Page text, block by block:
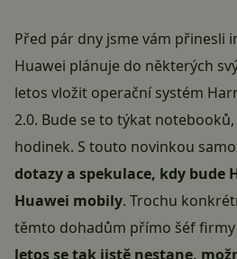
Před pár dny jsme vám přinesli
Huawei plánuje do některých
letos vložit operační systém
2.0. Bude se to týkat
hodinek. S touto novinkou
dotazy a spekulace, kdy bude
Huawei mobily. Trochu
těmto dohadům přímo šéf firmy
letos se tak jistě nestane,